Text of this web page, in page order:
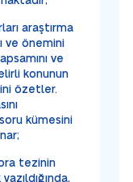
araştırma
ve önemini
ve
konunun
özetler.
kümesini
tezinin